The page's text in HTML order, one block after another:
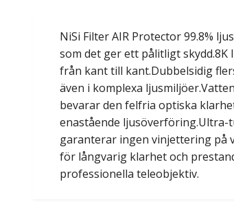
NiSi Filter AIR Protector 99.8%
som det ger ett pålitligt
från kant till kant.Dubbelsidig
även i komplexa
bevarar den felfria optiska
enastående
garanterar ingen vinjettering på
för långvarig klarhet och
professionella teleobjektiv.